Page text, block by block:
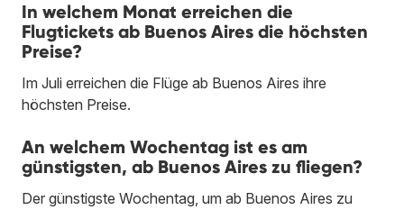
In welchem Monat erreichen die
Flugtickets ab Buenos Aires die höchsten
Preise?
Im Juli erreichen die Flüge ab Buenos Aires ihre
höchsten Preise.
An welchem Wochentag ist es am
günstigsten, ab Buenos Aires zu fliegen?
Der günstigste Wochentag, um ab Buenos Aires zu